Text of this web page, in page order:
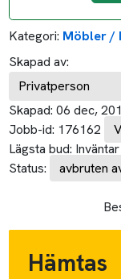
Kategori: Möbler /
Skapad av:
Privatperson
Skapad: 06 dec,
Jobb-id: 176162
Lägsta bud:
Status:
avbruten
Hämtas